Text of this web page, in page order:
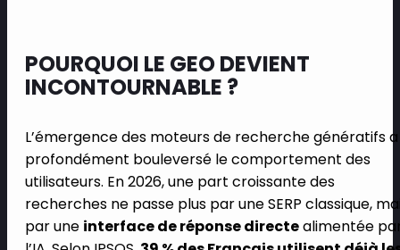
POURQUOI LE GEO DEVIENT
INCONTOURNABLE ?
L’émergence des moteurs de recherche génératifs a
profondément bouleversé le comportement des
utilisateurs. En 2026, une part croissante des
recherches ne passe plus par une SERP classique,
par une interface de réponse directealimentée